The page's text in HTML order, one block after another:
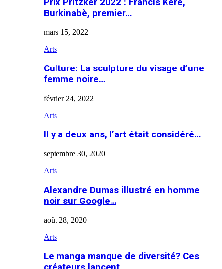
Prix Pritzker 2022 : Francis Kéré,
Burkinabè, premier…
mars 15, 2022
Arts
Culture: La sculpture du visage d’une
femme noire…
février 24, 2022
Arts
Il y a deux ans, l’art était considéré…
septembre 30, 2020
Arts
Alexandre Dumas illustré en homme
noir sur Google…
août 28, 2020
Arts
Le manga manque de diversité? Ces